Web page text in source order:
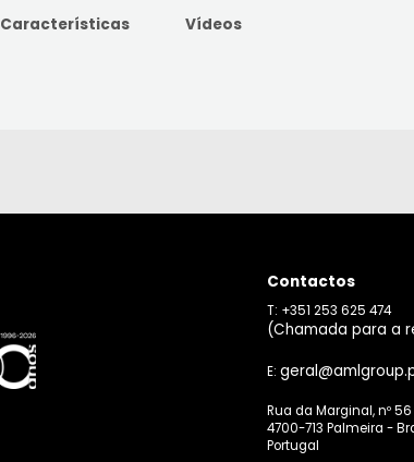
Características Vídeos
Contactos
T: +351 253 625 474
(Chamada para a
E:
Rua da Marginal, nº 56
4700-713 Palmeira -
Portugal